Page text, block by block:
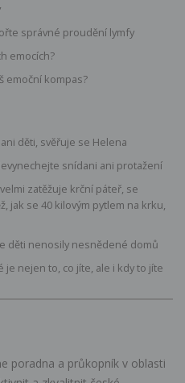
správné proudění lymfy
emocích?
emoční kompas?
děti, svěřuje se Helena
snídani ani protažení
zatěžuje krční páteř, se
jak se 40 kilovým pytlem na krku,
děti nenosily nesnědené domů
je nejen to, co jíte, ale i kdy to jíte
poradna a průkopník v oblasti